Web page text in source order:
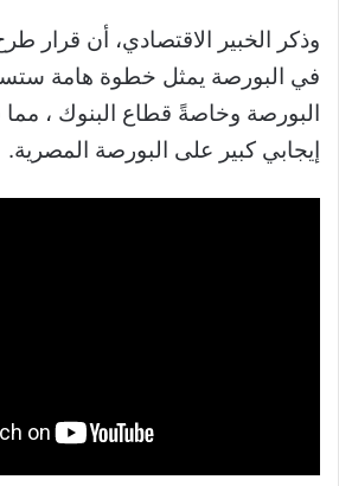
وذكر الخبير الاقتصادي، أن قرار
في البورصة يمثل خطوة هامة
البورصة وخاصةً قطاع البنوك ، مما
إيجابي كبير على البورصة المصرية.